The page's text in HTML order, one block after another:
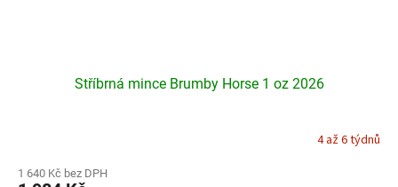
Stříbrná mince Brumby Horse 1 oz 2026
4 až 6 týdnů
1 640 Kč bez DPH